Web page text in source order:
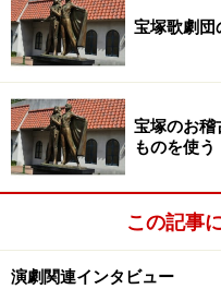
す。上に挙げた10の劇
てこの本多劇場グループ
元々新東宝の映画俳優で
産と共に住み慣れた街
ます。このスナックが評
の飲食店を有する実業
に自分が夢見た芝居の
人の為に劇場を作ろうと
宝塚歌劇団
宝塚のお
ものを使う
この記事
演劇関連インタビュー